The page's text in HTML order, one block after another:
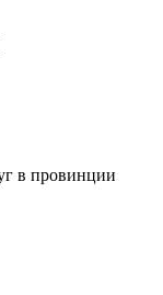
в провинции